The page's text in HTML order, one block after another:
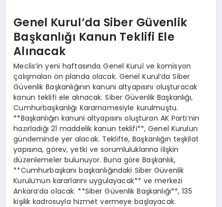
Genel Kurul’da Siber Güvenlik
Başkanlığı Kanun Teklifi Ele
Alınacak
Meclis’in yeni haftasında Genel Kurul ve komisyon
çalışmaları ön planda olacak. Genel Kurul’da Siber
Güvenlik Başkanlığının kanuni altyapısını oluşturacak
kanun teklifi ele alınacak. Siber Güvenlik Başkanlığı,
Cumhurbaşkanlığı Kararnamesiyle kurulmuştu.
**Başkanlığın kanuni altyapısını oluşturan AK Parti’nin
hazırladığı 21 maddelik kanun teklifi**, Genel Kurulun
gündeminde yer alacak. Teklifte, Başkanlığın teşkilat
yapısına, görev, yetki ve sorumluluklarına ilişkin
düzenlemeler bulunuyor. Buna göre Başkanlık,
**Cumhurbaşkanı başkanlığındaki Siber Güvenlik
Kurulu’nun kararlarını uygulayacak** ve merkezi
Ankara’da olacak. **Siber Güvenlik Başkanlığı**, 135
kişilik kadrosuyla hizmet vermeye başlayacak.